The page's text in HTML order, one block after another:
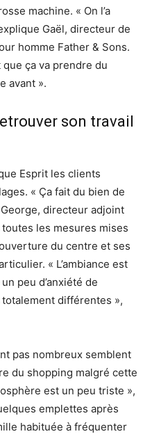
machine. « On l’a
Gaël, directeur de
homme Father & Sons.
ça va prendre du
avant ».
son travail
Esprit les clients
« Ça fait du bien de
directeur adjoint
les mesures mises
du centre et ses
« L’ambiance est
peu d’anxiété de
différentes »,
pas nombreux semblent
du shopping malgré cette
est un peu triste »,
emplettes après
habituée à fréquenter